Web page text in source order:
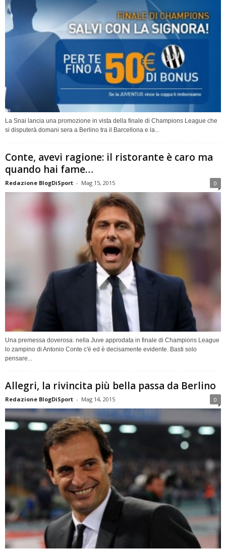
La Snai lancia una promozione in vista della finale di Champions League che
si disputerà domani sera a Berlino tra il Barcellona e la...
Conte, avevi ragione: il ristorante è caro ma
quando hai fame…
Redazione BlogDiSport - Mag 15, 2015 0
Una premessa doverosa: nella Juve approdata in finale di Champions League
lo zampino di Antonio Conte c'è ed è decisamente evidente. Basti solo
pensare...
Allegri, la rivincita più bella passa da Berlino
Redazione BlogDiSport - Mag 14, 2015 0